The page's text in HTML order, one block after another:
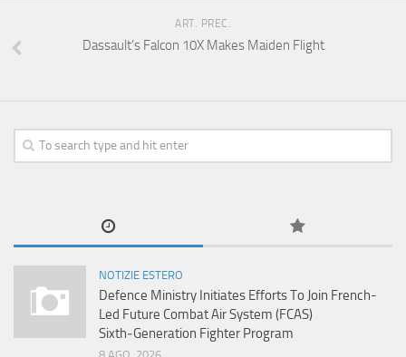
ART. PREC.
Dassault’s Falcon 10X Makes Maiden Flight
NOTIZIE ESTERO
Defence Ministry Initiates Efforts To Join French-
Led Future Combat Air System (FCAS)
Sixth‑Generation Fighter Program